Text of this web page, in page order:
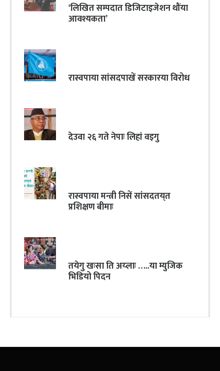
‘लिखित सम्पदात डिजिटाइजेशन थौंया
आवश्यकता’
रास्वपाया सांसदपाखें सरकारया विरोध
देउवा २६ गते नेपाः लिहां वइगु
रास्वपाया मन्त्री निसें सांसदतय्‌त
प्रशिक्षण बीमाः
तयेगु खःसा ति अय्लाः …..या म्युजिक
भिडियो पिदन